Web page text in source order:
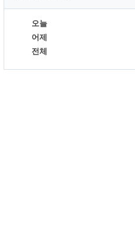
오늘
어제
전체